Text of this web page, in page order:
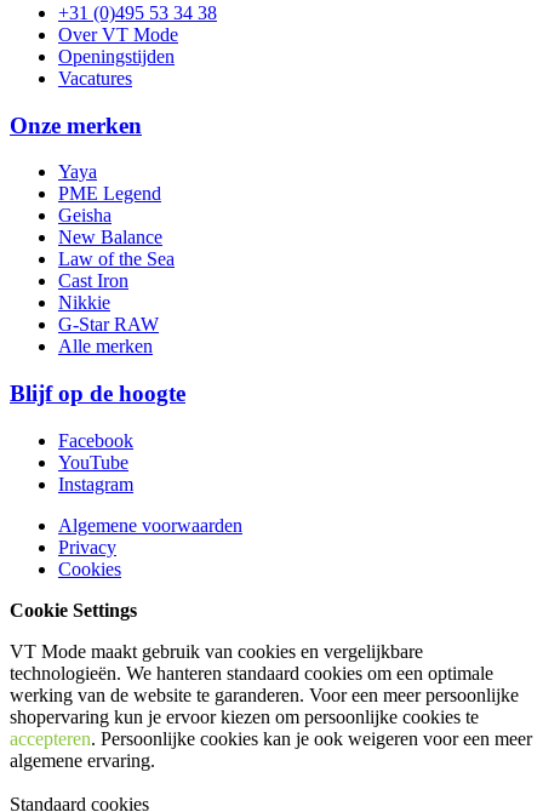
+31 (0)495 53 34 38
Over VT Mode
Openingstijden
Vacatures
Onze merken
Yaya
PME Legend
Geisha
New Balance
Law of the Sea
Cast Iron
Nikkie
G-Star RAW
Alle merken
Blijf op de hoogte
Facebook
YouTube
Instagram
Algemene voorwaarden
Privacy
Cookies
Cookie Settings
VT Mode maakt gebruik van cookies en vergelijkbare
technologieën. We hanteren standaard cookies om een optimale
werking van de website te garanderen. Voor een meer persoonlijke
shopervaring kun je ervoor kiezen om persoonlijke cookies te
accepteren. Persoonlijke cookies kan je ook weigeren voor een meer
algemene ervaring.
Standaard cookies